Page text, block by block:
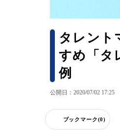
タレント
すめ「タ
例
公開日：2020/07/02 17:25
ブックマーク(0)